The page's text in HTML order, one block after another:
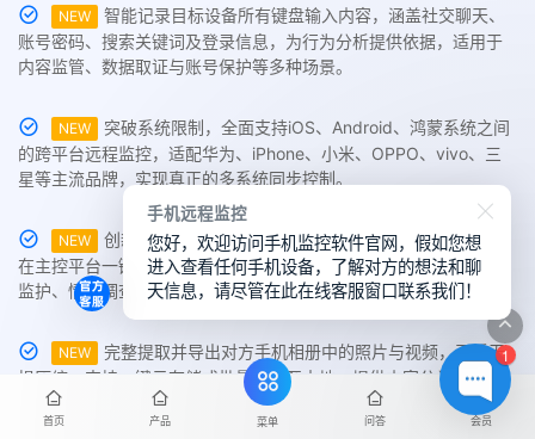
NEW
智能记录目标设备所有键盘输入内容，涵盖社交聊天、
账号密码、搜索关键词及登录信息，为行为分析提供依据，适用于
内容监管、数据取证与账号保护等多种场景。
NEW
突破系统限制，全面支持iOS、Android、鸿蒙系统之间
的跨平台远程监控，适配华为、iPhone、小米、OPPO、vivo、三
星等主流品牌，实现真正的多系统同步控制。
NEW
创新支持同时在线监控多台不同系统手机设备，用户可
在主控平台一键切换查看，实现多设备数据集中管理，适用于家庭
监护、情感调查与企业级管控需求。
NEW
完整提取并导出对方手机相册中的照片与视频，画质无
损压缩，支持一键云存储或批量下载至本地。提供内容分类与标签
筛选功能，管理更便捷。
首页 产品 菜单 问答 会员
1
手机远程监控
您好，欢迎访问手机监控软件官网，假如您想
进入查看任何手机设备，了解对方的想法和聊
天信息，请尽管在此在线客服窗口联系我们！